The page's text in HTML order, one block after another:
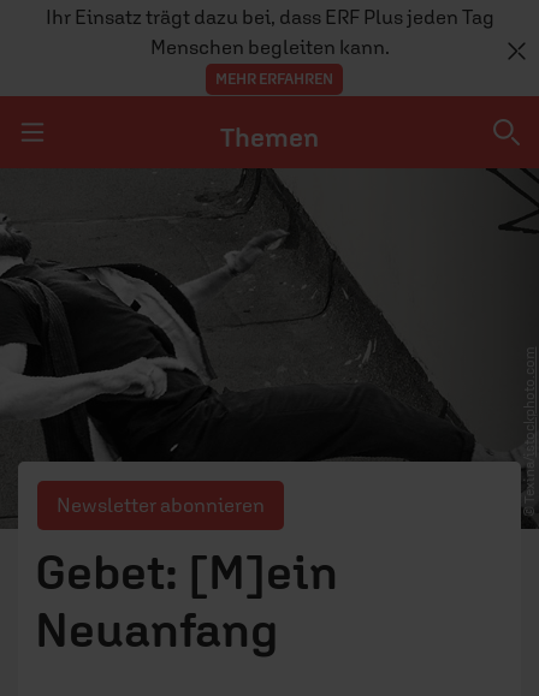
Ihr Einsatz trägt dazu bei, dass ERF Plus jeden Tag
Menschen begleiten kann.
MEHR ERFAHREN
Themen
DOSSIERS
MENSCHEN
GESELLSCHAFT
LEBEN
TEAM
© Texina/
istockphoto.com
Newsletter abonnieren
Gebet: [M]ein
Neuanfang